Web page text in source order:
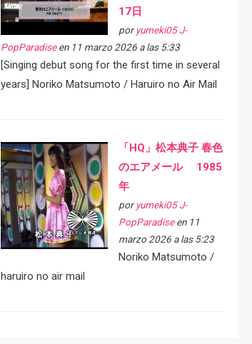
17日
por yumeki05 J-
PopParadiseen 11 marzo 2026 a las 5:33
[Singing debut song for the first time in several
years] Noriko Matsumoto / Haruiro no Air Mail
「HQ」松本典子 春色
のエアメール 1985
年
por yumeki05 J-
PopParadiseen 11
marzo 2026 a las 5:23
Noriko Matsumoto /
haruiro no air mail